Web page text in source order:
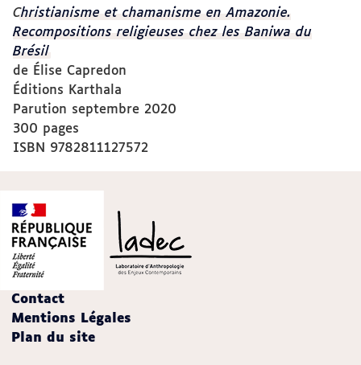
Christianisme et chamanisme en Amazonie.
Recompositions religieuses chez les Baniwa du
Brésil
de Élise Capredon
Éditions Karthala
Parution septembre 2020
300 pages
ISBN 9782811127572
Contact
Mentions Légales
Plan du site